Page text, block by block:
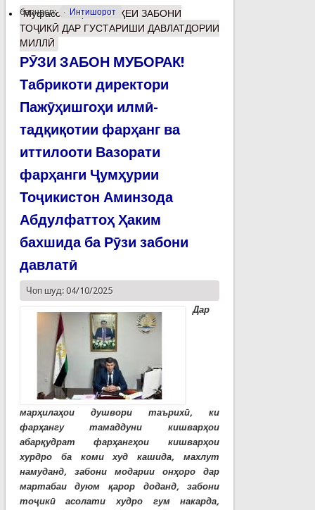
барчасп: Интишорот
Муфассалтаро МАВҚЕИ ЗАБОНИ
ТОҶИКӢ ДАР ГУСТАРИШИ ДАВЛАТДОРИИ
МИЛЛӢ
РӮЗИ ЗАБОН МУБОРАК!
Табрикоти директори
Пажӯҳишгоҳи илмӣ-
тадқиқотии фарҳанг ва
иттилооти Вазорати
фарҳанги Ҷумҳурии
Тоҷикистон Аминзода
Абдулфаттоҳ Ҳаким
бахшида ба Рӯзи забони
давлатӣ
Чоп шуд: 04/10/2025
Дар
марҳилаҳои душвори таърихӣ, ки
фарҳангу тамаддуни кишварҳои
абарқудрат фарҳангҳои кишварҳои
хурдро ба коми худ кашида, махлут
намуданд, забони модарии онҳоро дар
мартабаи дуюм қарор доданд, забони
тоҷикӣ асолати худро гум накарда,